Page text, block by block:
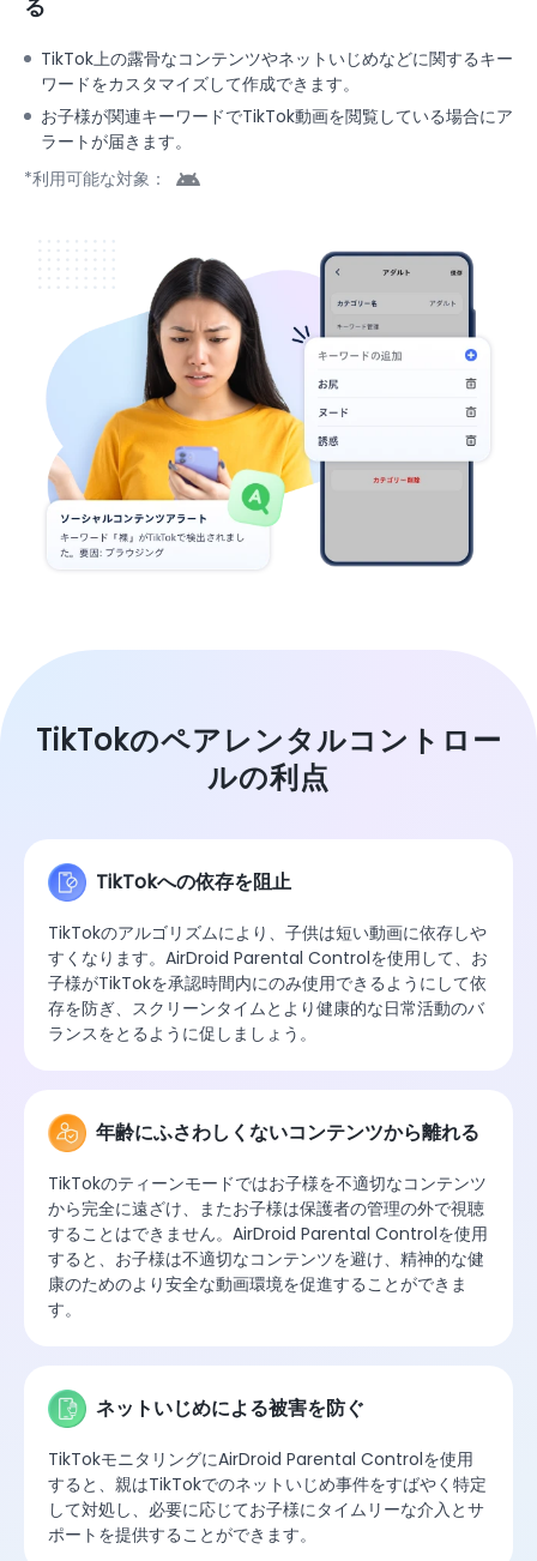
る
TikTok上の露骨なコンテンツやネットいじめなどに関するキー
ワードをカスタマイズして作成できます。
お子様が関連キーワードでTikTok動画を閲覧している場合にア
ラートが届きます。
*利用可能な対象：
TikTokのペアレンタルコントロー
ルの利点
TikTokへの依存を阻止
TikTokのアルゴリズムにより、子供は短い動画に依存しや
すくなります。AirDroid Parental Controlを使用して、お
子様がTikTokを承認時間内にのみ使用できるようにして依
存を防ぎ、スクリーンタイムとより健康的な日常活動のバ
ランスをとるように促しましょう。
年齢にふさわしくないコンテンツから離れる
TikTokのティーンモードではお子様を不適切なコンテンツ
から完全に遠ざけ、またお子様は保護者の管理の外で視聴
することはできません。AirDroid Parental Controlを使用
すると、お子様は不適切なコンテンツを避け、精神的な健
康のためのより安全な動画環境を促進することができま
す。
ネットいじめによる被害を防ぐ
TikTokモニタリングにAirDroid Parental Controlを使用
すると、親はTikTokでのネットいじめ事件をすばやく特定
して対処し、必要に応じてお子様にタイムリーな介入とサ
ポートを提供することができます。